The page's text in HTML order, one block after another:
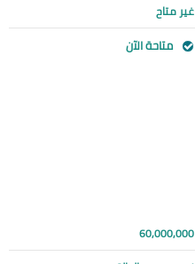
غير متاح
متاحة الآن
60,000,000